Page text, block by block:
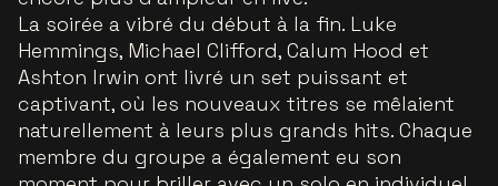
La soirée a vibré du début à la fin. Luke
Hemmings, Michael Clifford, Calum Hood et
Ashton Irwin ont livré un set puissant et
captivant, où les nouveaux titres se mêlaient
naturellement à leurs plus grands hits. Chaque
membre du groupe a également eu son